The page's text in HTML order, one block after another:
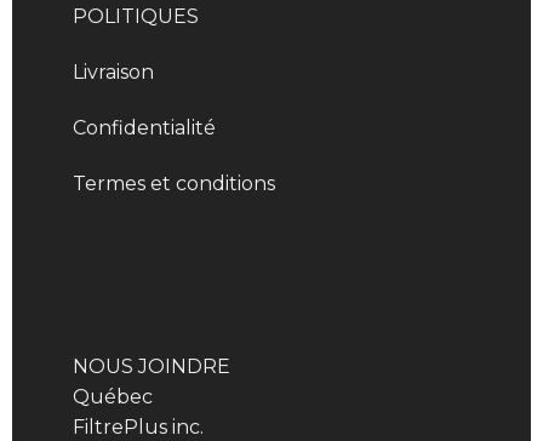
POLITIQUES
Livraison
Confidentialité
Termes et conditions
NOUS JOINDRE
Québec
FiltrePlus inc.